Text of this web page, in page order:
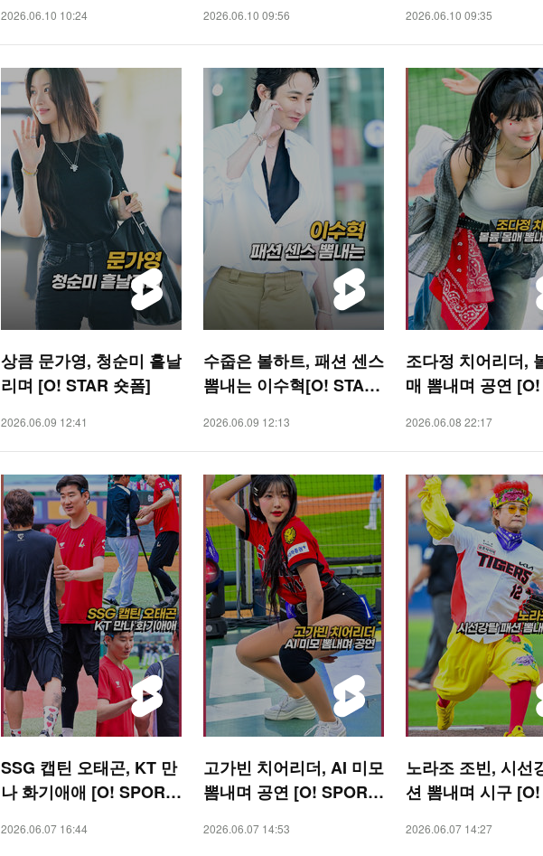
2026.06.10 10:24 2026.06.10 09:56 2026.06.10 09:35
상큼 문가영, 청순미 흩날
리며 [O! STAR 숏폼]
2026.06.09 12:41
수줍은 볼하트, 패션 센스
뽐내는 이수혁[O! STAR
2026.06.09 12:13
조다정 치어리더,
매 뽐내며 공연
2026.06.08 22:17
SSG 캡틴 오태곤, KT 만
나 화기애애 [O! SPORT
2026.06.07 16:44
고가빈 치어리더, AI 미모
뽐내며 공연 [O! SPORT
2026.06.07 14:53
노라조 조빈, 시선
션 뽐내며 시구
2026.06.07 14:27